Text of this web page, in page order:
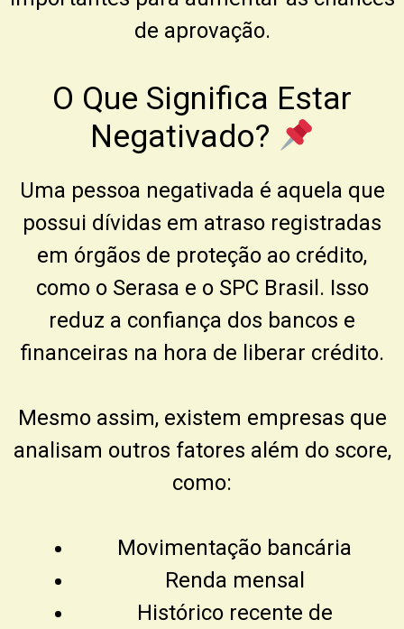
de aprovação.
O Que Significa Estar
Negativado?
Uma pessoa negativada é aquela que
possui dívidas em atraso registradas
em órgãos de proteção ao crédito,
como o Serasa e o SPC Brasil . Isso
reduz a confiança dos bancos e
financeiras na hora de liberar crédito.
Mesmo assim, existem empresas que
analisam outros fatores além do score,
como:
Movimentação bancária
Renda mensal
Histórico recente de